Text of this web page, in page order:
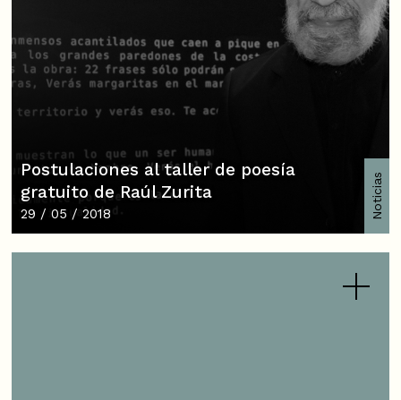
Postulaciones al taller de poesía
gratuito de Raúl Zurita
29 / 05 / 2018 Noticias